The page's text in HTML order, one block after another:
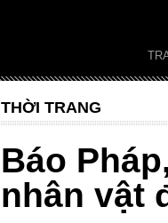
THỜI TRANG
Báo
nhân vật